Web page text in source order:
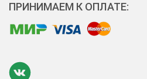
ПРИНИМАЕМ К ОПЛАТЕ: